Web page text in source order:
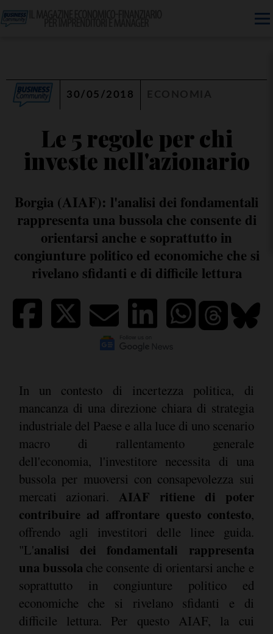
30/05/2018
Le 5 regole per chi
investe nell'azionario
Borgia (AIAF): l'analisi dei fondamentali
rappresenta una bussola che consente di
orientarsi anche e soprattutto in
congiunture politico ed economiche che si
rivelano sfidanti e di difficile lettura
In un contesto di incertezza politica, di
mancanza di una direzione chiara di strategia
industriale del Paese e alla luce di uno scenario
macro di rallentamento generale
dell'economia, l'investitore necessita di una
bussola per muoversi con consapevolezza sui
mercati azionari. AIAF ritiene di poter
contribuire ad affrontare questo contesto,
offrendo agli investitori delle linee guida.
"L'analisi dei fondamentali rappresenta
una bussola che consente di orientarsi anche e
soprattutto in congiunture politico ed
economiche che si rivelano sfidanti e di
difficile lettura. Per questo AIAF, la cui